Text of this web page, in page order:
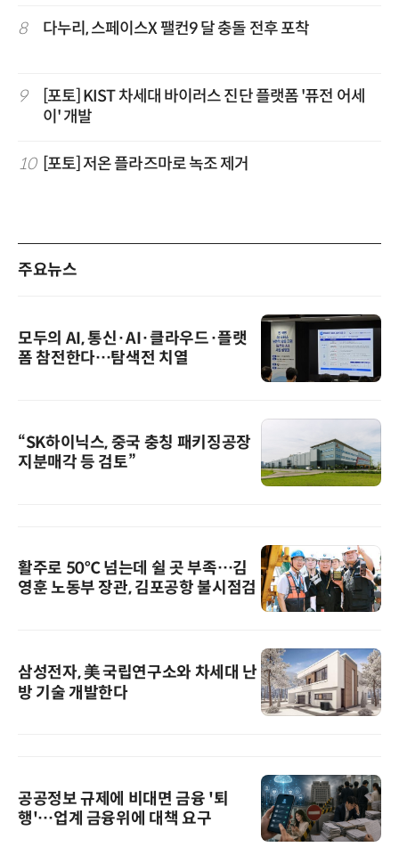
8 다누리, 스페이스X 팰컨9 달 충돌 전후 포착
9
[포토] KIST 차세대 바이러스 진단 플랫폼 '퓨전 어세
이' 개발
10 [포토] 저온 플라즈마로 녹조 제거
주요뉴스
모두의 AI, 통신·AI·클라우드·플랫
폼 참전한다…탐색전 치열
“SK하이닉스, 중국 충칭 패키징공장
지분매각 등 검토”
활주로 50℃ 넘는데 쉴 곳 부족…김
영훈 노동부 장관, 김포공항 불시점검
삼성전자, 美 국립연구소와 차세대 난
방 기술 개발한다
공공정보 규제에 비대면 금융 '퇴
행'…업계 금융위에 대책 요구